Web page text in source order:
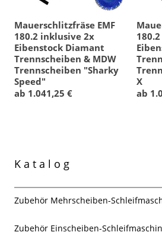
Katalog
Zubehör Mehrscheiben-
Zubehör Einscheiben-
Mauerschlitzfräse EMF
180.2 inklusive 2x
Eibenstock Diamant
Trennscheiben & MDW
Trennscheiben "Sharky
Speed"
ab 1.041,25 €
X
ab